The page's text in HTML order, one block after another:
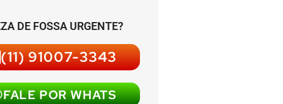
DE FOSSA URGENTE?
(11) 91007-3343
FALE POR WHATS